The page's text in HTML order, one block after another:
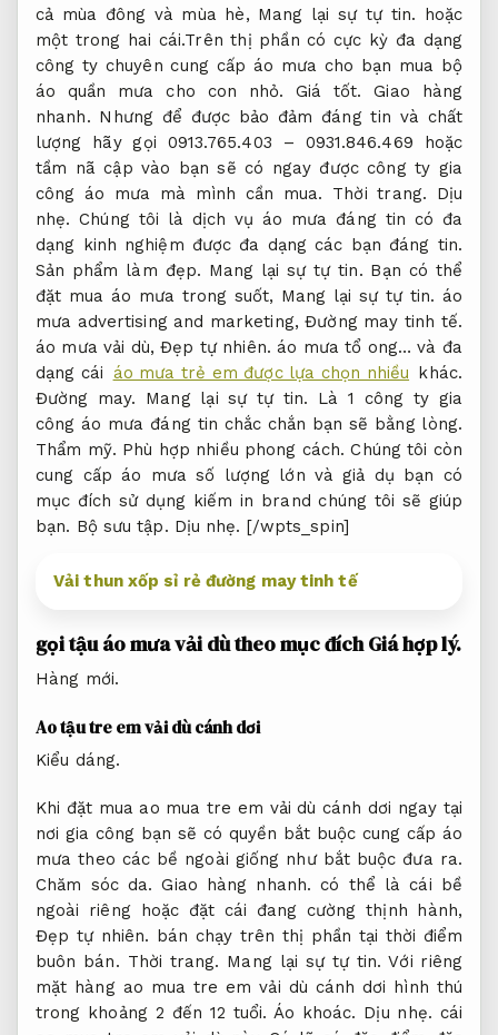
cả mùa đông và mùa hè, Mang lại sự tự tin. hoặc
một trong hai cái.Trên thị phần có cực kỳ đa dạng
công ty chuyên cung cấp áo mưa cho bạn mua bộ
áo quần mưa cho con nhỏ. Giá tốt.
Giao hàng
nhanh. Nhưng để được bảo đảm đáng tin và chất
lượng hãy gọi 0913.765.403 – 0931.846.469 hoặc
tầm nã cập vào bạn sẽ có ngay được công ty gia
công áo mưa mà mình cần mua. Thời trang.
Dịu
nhẹ. Chúng tôi là dịch vụ áo mưa đáng tin có đa
dạng kinh nghiệm được đa dạng các bạn đáng tin.
Sản phẩm làm đẹp. Mang lại sự tự tin. Bạn có thể
đặt mua áo mưa trong suốt, Mang lại sự tự tin. áo
mưa advertising and marketing,Đường may tinh tế.
áo mưa vải dù,Đẹp tự nhiên. áo mưa tổ ong… và đa
dạng cái áo mưa trẻ em được lựa chọn nhiều khác.
Đường may.
Mang lại sự tự tin. Là 1 công ty gia
công áo mưa đáng tin chắc chắn bạn sẽ bằng lòng.
Thẩm mỹ. Phù hợp nhiều phong cách. Chúng tôi còn
cung cấp áo mưa số lượng lớn và giả dụ bạn có
mục đích sử dụng kiếm in brand chúng tôi sẽ giúp
bạn. Bộ sưu tập. Dịu nhẹ. [/wpts_spin]
Vải thun xốp sỉ rẻ đường may tinh tế
gọi tậu áo mưa vải dù theo mục đích Giá hợp lý.
Hàng mới.
Ao tậu tre em vải dù cánh dơi
Kiểu dáng.
Khi đặt mua ao mua tre em vải dù cánh dơi ngay tại
nơi gia công bạn sẽ có quyền bắt buộc cung cấp áo
mưa theo các bề ngoài giống như bắt buộc đưa ra.
Chăm sóc da. Giao hàng nhanh. có thể là cái bề
ngoài riêng hoặc đặt cái đang cường thịnh hành,
Đẹp tự nhiên. bán chạy trên thị phần tại thời điểm
buôn bán. Thời trang. Mang lại sự tự tin. Với riêng
mặt hàng ao mua tre em vải dù cánh dơi hình thú
trong khoảng 2 đến 12 tuổi. Áo khoác. Dịu nhẹ. cái